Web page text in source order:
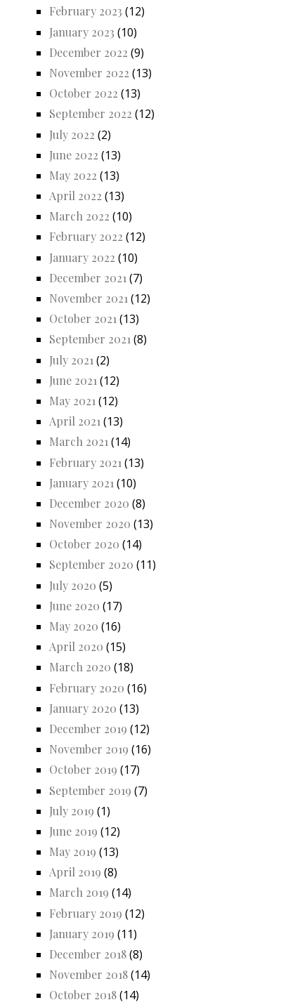
February 2023 (12)
January 2023 (10)
December 2022 (9)
November 2022 (13)
October 2022 (13)
September 2022 (12)
July 2022 (2)
June 2022 (13)
May 2022 (13)
April 2022 (13)
March 2022 (10)
February 2022 (12)
January 2022 (10)
December 2021 (7)
November 2021 (12)
October 2021(13)
September 2021(8)
July 2021 (2)
June 2021 (12)
May 2021 (12)
April 2021 (13)
March 2021(14)
February 2021 (13)
January 2021 (10)
December 2020 (8)
November 2020 (13)
October 2020 (14)
September 2020 (11)
July 2020 (5)
June 2020 (17)
May 2020 (16)
April 2020 (15)
March 2020 (18)
February 2020 (16)
January 2020 (13)
December 2019 (12)
November 2019 (16)
October 2019 (17)
September 2019 (7)
July 2019 (1)
June 2019 (12)
May 2019 (13)
April 2019 (8)
March 2019 (14)
February 2019 (12)
January 2019 (11)
December 2018(8)
November 2018(14)
October 2018(14)